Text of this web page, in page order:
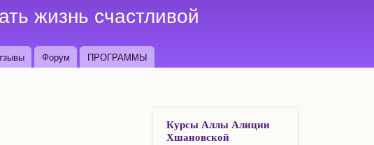
жизнь счастливой
Форум ПРОГРАММЫ
Курсы Аллы Алиции
Хшановской